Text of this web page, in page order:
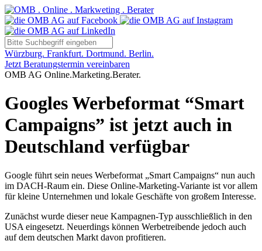
Würzburg. Frankfurt. Dortmund. Berlin.
Jetzt Beratungstermin vereinbaren
OMB AG Online.Marketing.Berater.
Googles Werbeformat “Smart
Campaigns” ist jetzt auch in
Deutschland verfügbar
Google führt sein neues Werbeformat „Smart Campaigns“ nun auch
im DACH-Raum ein. Diese Online-Marketing-Variante ist vor allem
für kleine Unternehmen und lokale Geschäfte von großem Interesse.
Zunächst wurde dieser neue Kampagnen-Typ ausschließlich in den
USA eingesetzt. Neuerdings können Werbetreibende jedoch auch
auf dem deutschen Markt davon profitieren.